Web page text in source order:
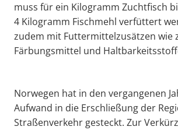
muss für ein Kilogramm Zuchtfisch
4 Kilogramm Fischmehl verfüttert
zudem mit Futtermittelzusätzen wie
Färbungsmittel und
Norwegen hat in den vergangenen
Aufwand in die Erschließung der
Straßenverkehr gesteckt. Zur